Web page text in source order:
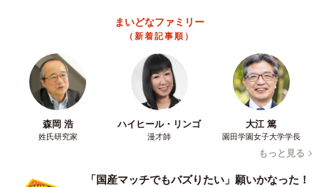
まいどなファミリー
（新着記事順）
森岡 浩
姓氏研究家
ハイヒール・リンゴ
漫才師
大江 篤
園田学園女子大学学長
もっと見る
「国産マッチでもバズりたい」願いかなった！